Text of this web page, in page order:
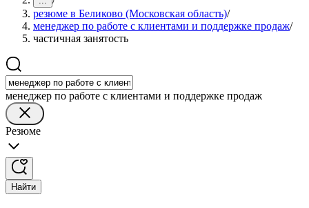
резюме в Беликово (Московская область)/
менеджер по работе с клиентами и поддержке продаж/
частичная занятость
менеджер по работе с клиентами и поддержке продаж
Резюме
Найти